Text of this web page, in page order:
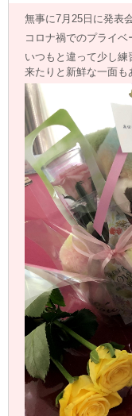
無事に7月25日に発表
コロナ禍でのプライ
いつもと違って少し
来たりと新鮮な一面も